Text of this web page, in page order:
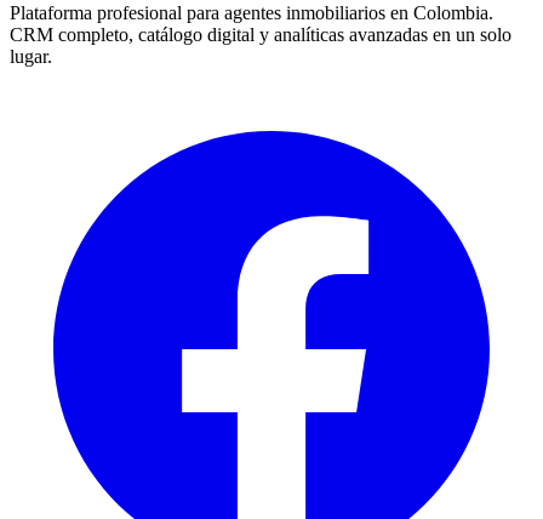
Plataforma profesional para agentes inmobiliarios en Colombia.
CRM completo, catálogo digital y analíticas avanzadas en un solo
lugar.